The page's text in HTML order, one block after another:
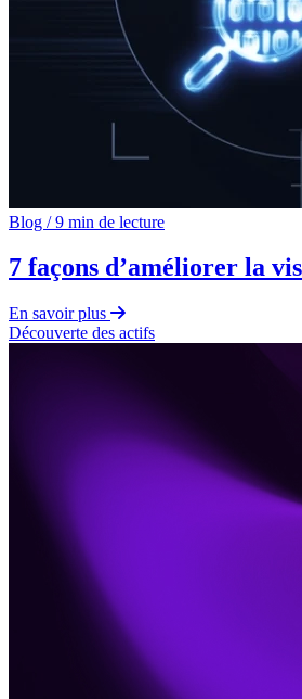
Blog /9 min de lecture
7 façons d’améliorer la
En savoir plus
Découverte des actifs